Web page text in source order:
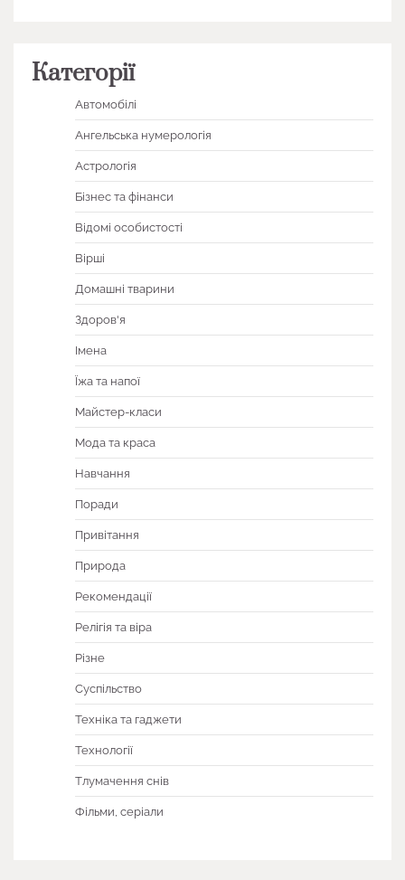
Категорії
Автомобілі
Ангельська нумерологія
Астрологія
Бізнес та фінанси
Відомі особистості
Вірші
Домашні тварини
Здоров'я
Імена
Їжа та напої
Майстер-класи
Мода та краса
Навчання
Поради
Привітання
Природа
Рекомендації
Релігія та віра
Різне
Суспільство
Техніка та гаджети
Технології
Тлумачення снів
Фільми, серіали